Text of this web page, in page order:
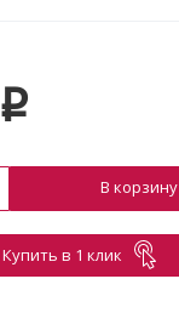
p
В корзину
Купить в 1 клик